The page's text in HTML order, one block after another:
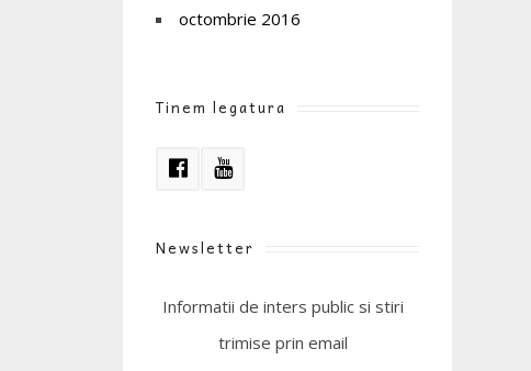
octombrie 2016
Tinem legatura
Newsletter
Informatii de inters public si stiri
trimise prin email